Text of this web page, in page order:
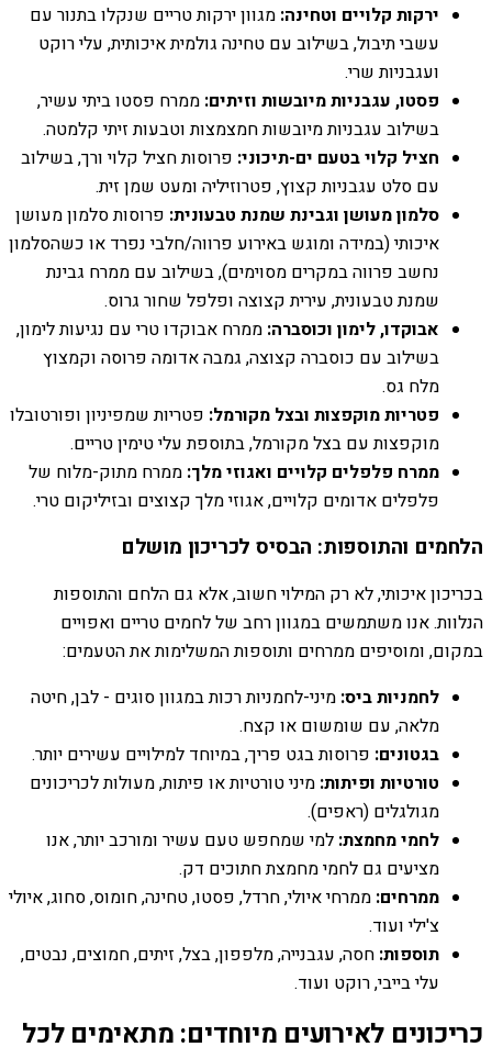
ירקות קלויים וטחינה: מגוון ירקות טריים שנקלו בתנור עם
עשבי תיבול, בשילוב עם טחינה גולמית איכותית, עלי רוקט
ועגבניות שרי.
פסטו, עגבניות מיובשות וזיתים: ממרח פסטו ביתי עשיר,
בשילוב עגבניות מיובשות חמצמצות וטבעות זיתי קלמטה.
חציל קלוי בטעם ים-תיכוני: פרוסות חציל קלוי ורך, בשילוב
עם סלט עגבניות קצוץ, פטרוזיליה ומעט שמן זית.
סלמון מעושן וגבינת שמנת טבעונית: פרוסות סלמון מעושן
איכותי (במידה ומוגש באירוע פרווה/חלבי נפרד או כשהסלמון
נחשב פרווה במקרים מסוימים), בשילוב עם ממרח גבינת
שמנת טבעונית, עירית קצוצה ופלפל שחור גרוס.
אבוקדו, לימון וכוסברה: ממרח אבוקדו טרי עם נגיעות לימון,
בשילוב עם כוסברה קצוצה, גמבה אדומה פרוסה וקמצוץ
מלח גס.
פטריות מוקפצות ובצל מקורמל: פטריות שמפיניון ופורטובלו
מוקפצות עם בצל מקורמל, בתוספת עלי טימין טריים.
ממרח פלפלים קלויים ואגוזי מלך: ממרח מתוק-מלוח של
פלפלים אדומים קלויים, אגוזי מלך קצוצים ובזיליקום טרי.
הלחמים והתוספות: הבסיס לכריכון מושלם
בכריכון איכותי, לא רק המילוי חשוב, אלא גם הלחם והתוספות
הנלוות. אנו משתמשים במגוון רחב של לחמים טריים ואפויים
במקום, ומוסיפים ממרחים ותוספות המשלימות את הטעמים:
לחמניות ביס: מיני-לחמניות רכות במגוון סוגים - לבן, חיטה
מלאה, עם שומשום או קצח.
בגטונים: פרוסות בגט פריך, במיוחד למילויים עשירים יותר.
טורטיות ופיתות: מיני טורטיות או פיתות, מעולות לכריכונים
מגולגלים (ראפים).
לחמי מחמצת: למי שמחפש טעם עשיר ומורכב יותר, אנו
מציעים גם לחמי מחמצת חתוכים דק.
ממרחים: ממרחי איולי, חרדל, פסטו, טחינה, חומוס, סחוג, איולי
צ'ילי ועוד.
תוספות: חסה, עגבנייה, מלפפון, בצל, זיתים, חמוצים, נבטים,
עלי בייבי, רוקט ועוד.
כריכונים לאירועים מיוחדים: מתאימים לכל